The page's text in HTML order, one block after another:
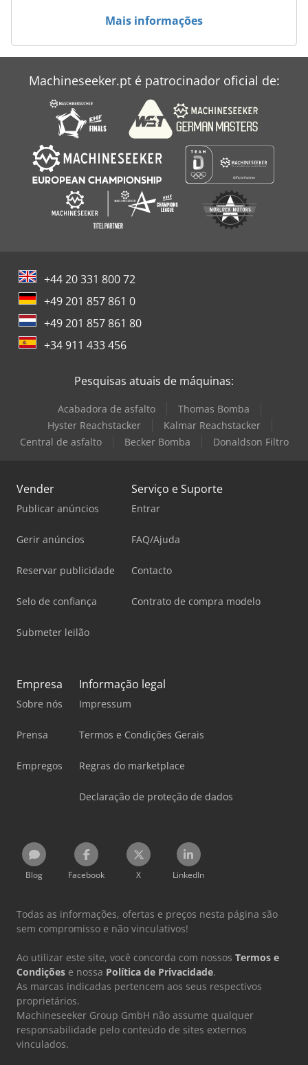
Mais informações
Machineseeker.pt é patrocinador oficial de:
+44 20 331 800 72
+49 201 857 861 0
+49 201 857 861 80
+34 911 433 456
Pesquisas atuais de máquinas:
Acabadora de asfalto
Thomas Bomba
Hyster Reachstacker
Kalmar Reachstacker
Central de asfalto
Becker Bomba Donaldson Filtro
Vender
Publicar anúncios
Gerir anúncios
Reservar publicidade
Selo de confiança
Submeter leilão
Serviço e Suporte
Entrar
FAQ/Ajuda
Contacto
Contrato de compra modelo
Empresa
Sobre nós
Prensa
Empregos
Informação legal
Impressum
Termos e Condições Gerais
Regras do marketplace
Declaração de proteção de dados
Blog Facebook X LinkedIn
Todas as informações, ofertas e preços nesta página são
sem compromisso e não vinculativos!
Ao utilizar este site, você concorda com nossos Termos e
Condições e nossa Política de Privacidade.
As marcas indicadas pertencem aos seus respectivos
proprietários.
Machineseeker Group GmbH não assume qualquer
responsabilidade pelo conteúdo de sites externos
vinculados.